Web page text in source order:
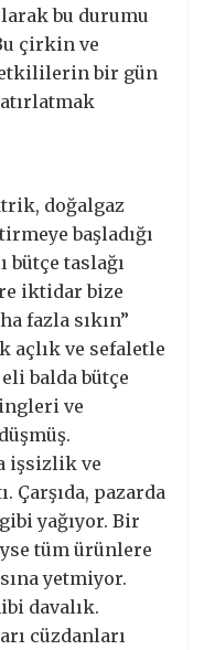
bu durumu
çirkin ve
bir gün
doğalgaz
başladığı
bütçe taslağı
iktidar bize
fazla sıkın”
açlık ve sefaletle
balda bütçe
ve
işsizlik ve
Çarşıda, pazarda
yağıyor. Bir
tüm ürünlere
yetmiyor.
davalık.
cüzdanları